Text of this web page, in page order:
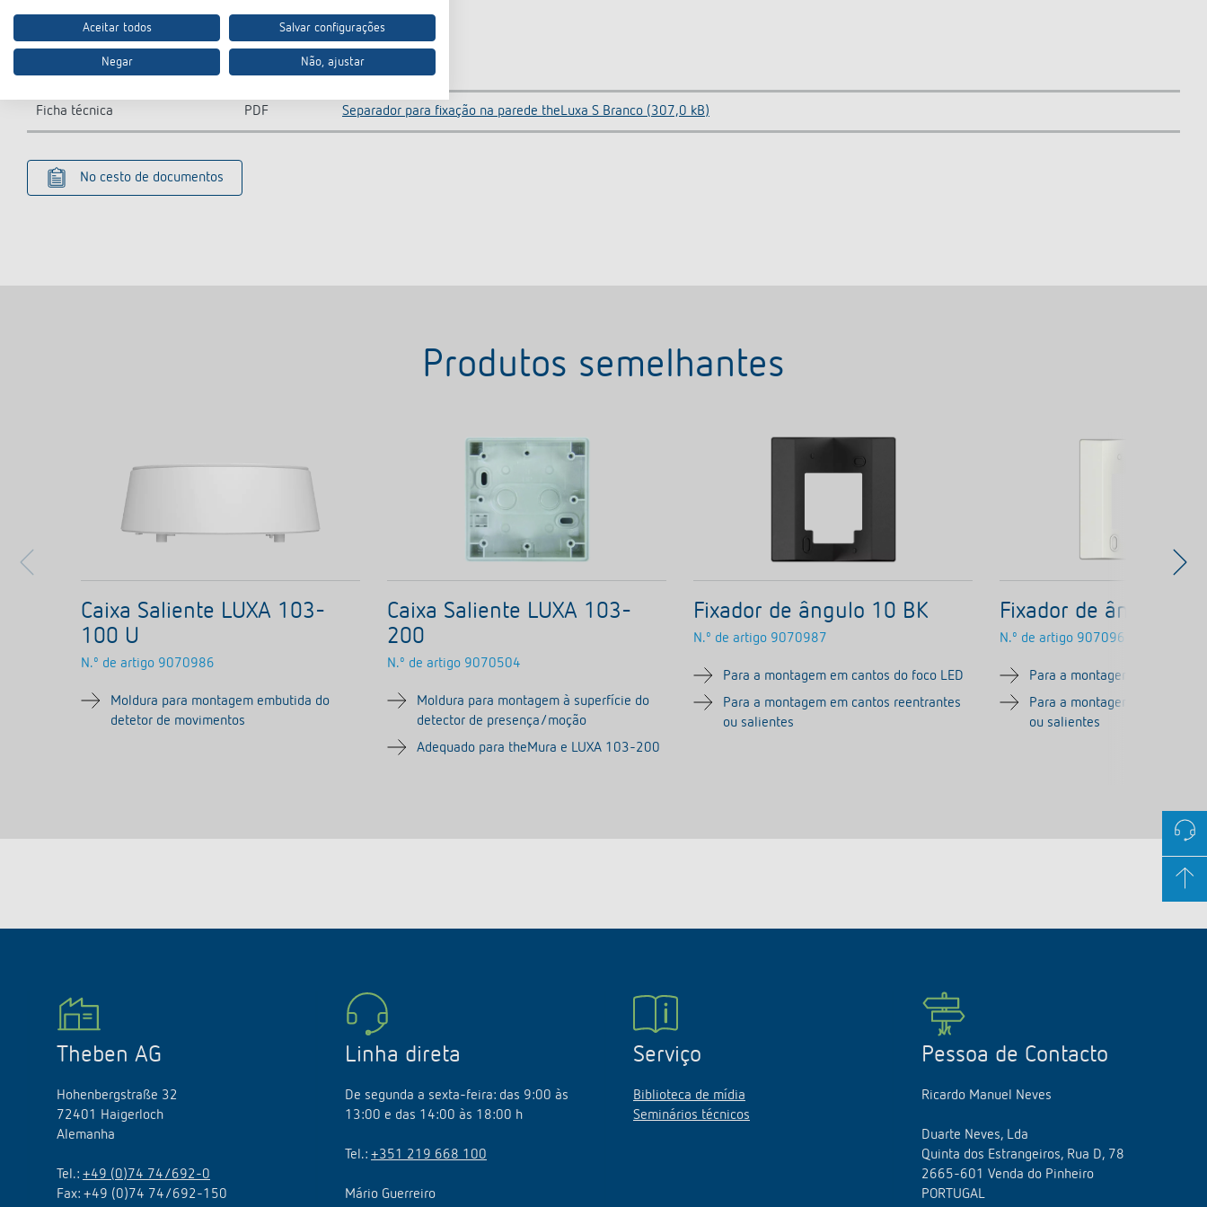
Transferências
Ficha técnica PDF Separador para fixação na parede theLuxa S Branco (307,0 kB)
No cesto de documentos
Produtos semelhantes
Caixa Saliente LUXA 103-
100 U
N.º de artigo 9070986
Moldura para montagem embutida do
detetor de movimentos
Caixa Saliente LUXA 103-
200
N.º de artigo 9070504
Moldura para montagem à superfície do
detector de presença/moção
Adequado para theMura e LUXA 103-200
Fixador de ângulo 10 BK
N.º de artigo 9070987
Para a montagem em cantos do foco LED
Para a montagem em cantos reentrantes
ou salientes
Fixador de ângulo 10
N.º de artigo 9070969
Para a montagem em cantos
Para a montagem em cantos
ou salientes
Theben AG
Hohenbergstraße 32
72401 Haigerloch
Alemanha
Tel.: +49 (0)74 74/692-0
Fax: +49 (0)74 74/692-150
Linha direta
De segunda a sexta-feira: das 9:00 às
13:00 e das 14:00 às 18:00 h
Tel.: +351 219 668 100
Mário Guerreiro
Serviço
Biblioteca de mídia
Seminários técnicos
Pessoa de Contacto
Ricardo Manuel Neves
Duarte Neves, Lda
Quinta dos Estrangeiros, Rua D, 78
2665-601 Venda do Pinheiro
PORTUGAL
Aceitar todos Salvar configurações
Negar Não, ajustar